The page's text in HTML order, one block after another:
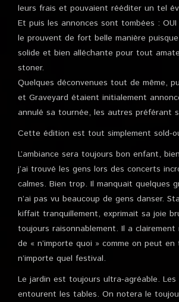
leurs frais et pouvaient rééditer un tel
Et puis les annonces sont tombées :
le prouvent de fort belle manière
solide et bien alléchante pour tout
stoner.
Quelques déconvenues tout de même,
et Graveyard étaient initialement
annulé sa tournée, les autres préférant
Cette édition est tout simplement sold-
L’ambiance sera toujours bon enfant,
j’ai trouvé les gens lors des concerts
calmes. Bien trop. Il manquait quelques
n’ai pas vu beaucoup de gens danser.
kiffait tranquillement, exprimait sa joie
toujours raisonnablement. Il a clairement
de « n’importe quoi » comme on peut
n’importe quel festival.
Le jardin est toujours ultra-agréable.
entourent les tables. On notera le